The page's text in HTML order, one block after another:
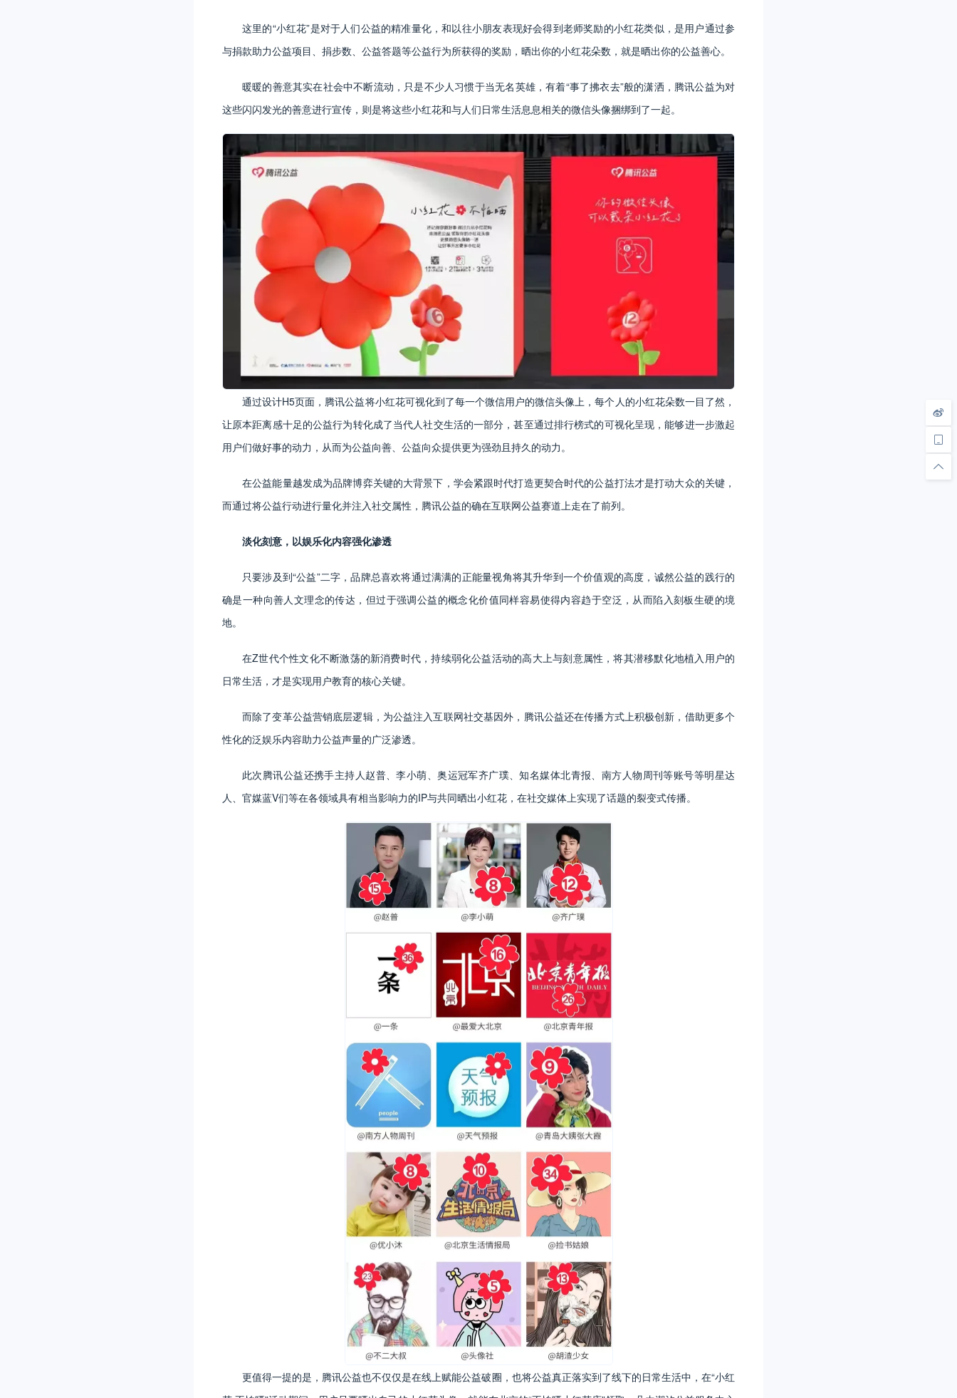
这里的“小红花”是对于人们公益的精准量化，和以往小朋友表现好会得到老师奖励的小红花类似，是用户通过参
与捐款助力公益项目、捐步数、公益答题等公益行为所获得的奖励，晒出你的小红花朵数，就是晒出你的公益善心。
暖暖的善意其实在社会中不断流动，只是不少人习惯于当无名英雄，有着“事了拂衣去”般的潇洒，腾讯公益为对
这些闪闪发光的善意进行宣传，则是将这些小红花和与人们日常生活息息相关的微信头像捆绑到了一起。
通过设计H5页面，腾讯公益将小红花可视化到了每一个微信用户的微信头像上，每个人的小红花朵数一目了然，
让原本距离感十足的公益行为转化成了当代人社交生活的一部分，甚至通过排行榜式的可视化呈现，能够进一步激起
用户们做好事的动力，从而为公益向善、公益向众提供更为强劲且持久的动力。
在公益能量越发成为品牌博弈关键的大背景下，学会紧跟时代打造更契合时代的公益打法才是打动大众的关键，
而通过将公益行动进行量化并注入社交属性，腾讯公益的确在互联网公益赛道上走在了前列。
淡化刻意，以娱乐化内容强化渗透
只要涉及到“公益”二字，品牌总喜欢将通过满满的正能量视角将其升华到一个价值观的高度，诚然公益的践行的
确是一种向善人文理念的传达，但过于强调公益的概念化价值同样容易使得内容趋于空泛，从而陷入刻板生硬的境
地。
在Z世代个性文化不断激荡的新消费时代，持续弱化公益活动的高大上与刻意属性，将其潜移默化地植入用户的
日常生活，才是实现用户教育的核心关键。
而除了变革公益营销底层逻辑，为公益注入互联网社交基因外，腾讯公益还在传播方式上积极创新，借助更多个
性化的泛娱乐内容助力公益声量的广泛渗透。
此次腾讯公益还携手主持人赵普、李小萌、奥运冠军齐广璞、知名媒体北青报、南方人物周刊等账号等明星达
人、官媒蓝V们等在各领域具有相当影响力的IP与共同晒出小红花，在社交媒体上实现了话题的裂变式传播。
更值得一提的是，腾讯公益也不仅仅是在线上赋能公益破圈，也将公益真正落实到了线下的日常生活中，在“小红